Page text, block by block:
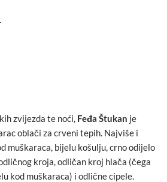
zvijezda te noći, Feđa Štukan je
oblači za crveni tepih. Najviše i
muškaraca, bijelu košulju, crno odijelo
kroja, odličan kroj hlača (čega
kod muškaraca) i odlične cipele.